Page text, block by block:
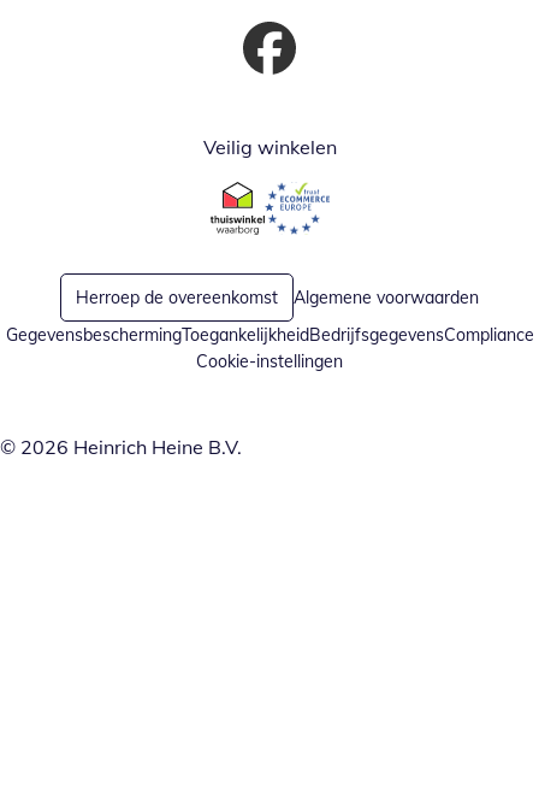
Opent in nieuw venster
Veilig winkelen
Opent in nieuw venster
Opent in nieuw venster
Herroep de overeenkomst
Algemene voorwaarden
GegevensbeschermingToegankelijkheidBedrijfsgegevensCompliance
Cookie-instellingen
© 2026 Heinrich Heine B.V.